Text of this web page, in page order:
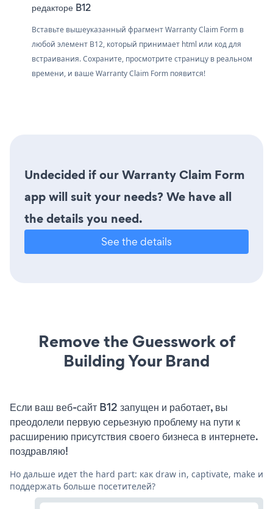
редакторе B12
Вставьте вышеуказанный фрагмент Warranty Claim Form в
любой элемент B12, который принимает html или код для
встраивания. Сохраните, просмотрите страницу в реальном
времени, и ваше Warranty Claim Form появится!
Undecided if our Warranty Claim Form
app will suit your needs? We have all
the details you need.
See the details
Remove the Guesswork of
Building Your Brand
Если ваш веб-сайт B12 запущен и работает, вы
преодолели первую серьезную проблему на пути к
расширению присутствия своего бизнеса в интернете.
поздравляю!
Но дальше идет the hard part: как draw in, captivate, make и
поддержать больше посетителей?